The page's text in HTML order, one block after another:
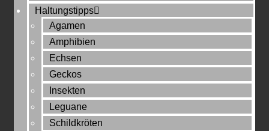
Haltungstipps
Agamen
Amphibien
Echsen
Geckos
Insekten
Leguane
Schildkröten